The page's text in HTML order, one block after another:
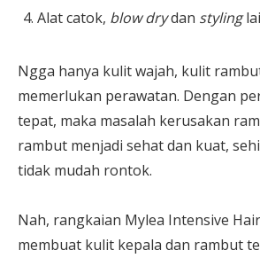
Alat catok, blow drydan styling
Ngga hanya kulit wajah, kulit
memerlukan perawatan. Dengan
tepat, maka masalah kerusakan
rambut menjadi sehat dan kuat,
tidak mudah rontok.
Nah, rangkaian Mylea Intensive
membuat kulit kepala dan rambut